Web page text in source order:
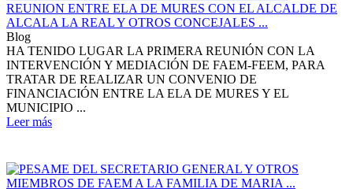
REUNION ENTRE ELA DE MURES CON EL ALCALDE DE
ALCALA LA REAL Y OTROS CONCEJALES ...
Blog
HA TENIDO LUGAR LA PRIMERA REUNIÓN CON LA
INTERVENCIÓN Y MEDIACIÓN DE FAEM-FEEM, PARA
TRATAR DE REALIZAR UN CONVENIO DE
FINANCIACIÓN ENTRE LA ELA DE MURES Y EL
MUNICIPIO ...
Leer más